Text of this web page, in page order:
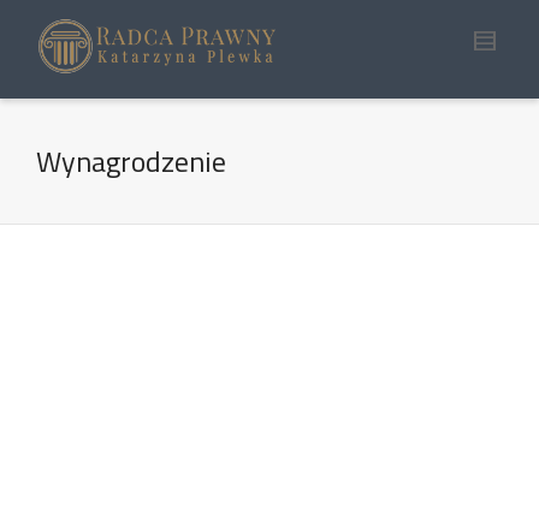
Wynagrodzenie